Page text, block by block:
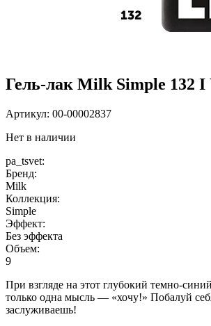
Гель-лак Milk Simple 132
Артикул: 00-00002837
Нет в наличии
pa_tsvet:
Бренд:
Milk
Коллекция:
Simple
Эффект:
Без эффекта
Объем:
9
При взгляде на этот глубокий темно-
только одна мысль — «хочу!» Побалуй
заслуживаешь!